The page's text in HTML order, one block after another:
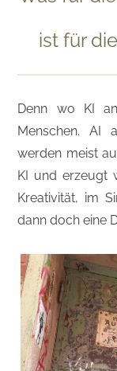
ist für
Denn wo KI
Menschen. AI
werden meist
KI und erzeugt
Kreativität, im
dann doch eine